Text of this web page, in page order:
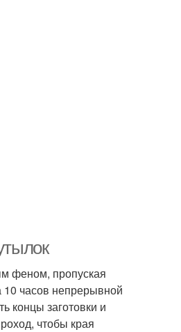
феном, пропуская
часов непрерывной
концы заготовки и
чтобы края